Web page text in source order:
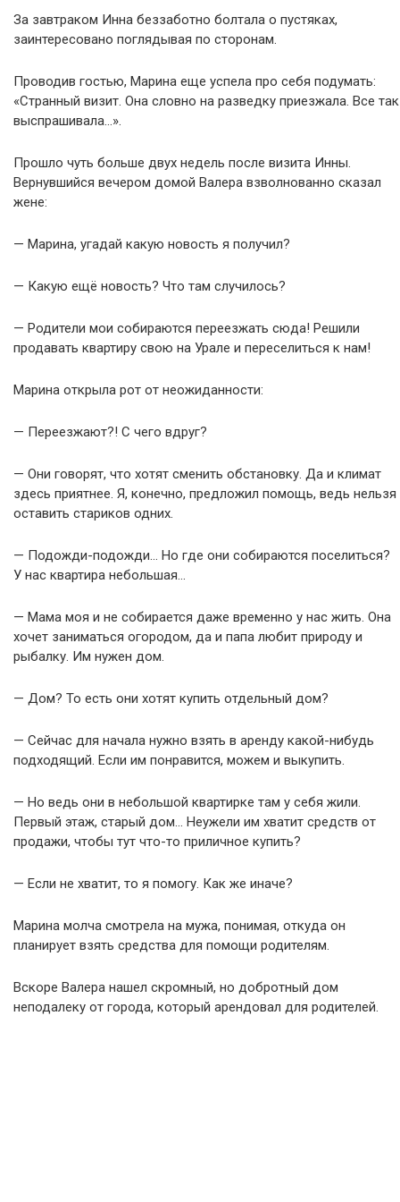
За завтраком Инна беззаботно болтала о пустяках,
заинтересовано поглядывая по сторонам.
Проводив гостью, Марина еще успела про себя подумать:
«Странный визит. Она словно на разведку приезжала. Все так
выспрашивала…».
Прошло чуть больше двух недель после визита Инны.
Вернувшийся вечером домой Валера взволнованно сказал
жене:
— Марина, угадай какую новость я получил?
— Какую ещё новость? Что там случилось?
— Родители мои собираются переезжать сюда! Решили
продавать квартиру свою на Урале и переселиться к нам!
Марина открыла рот от неожиданности:
— Переезжают?! С чего вдруг?
— Они говорят, что хотят сменить обстановку. Да и климат
здесь приятнее. Я, конечно, предложил помощь, ведь нельзя
оставить стариков одних.
— Подожди-подожди… Но где они собираются поселиться?
У нас квартира небольшая…
— Мама моя и не собирается даже временно у нас жить. Она
хочет заниматься огородом, да и папа любит природу и
рыбалку. Им нужен дом.
— Дом? То есть они хотят купить отдельный дом?
— Сейчас для начала нужно взять в аренду какой-нибудь
подходящий. Если им понравится, можем и выкупить.
— Но ведь они в небольшой квартирке там у себя жили.
Первый этаж, старый дом… Неужели им хватит средств от
продажи, чтобы тут что-то приличное купить?
— Если не хватит, то я помогу. Как же иначе?
Марина молча смотрела на мужа, понимая, откуда он
планирует взять средства для помощи родителям.
Вскоре Валера нашел скромный, но добротный дом
неподалеку от города, который арендовал для родителей.